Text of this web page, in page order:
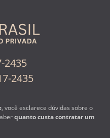
2435
2435
, você esclarece dúvidas sobre o
quanto custa contratar um